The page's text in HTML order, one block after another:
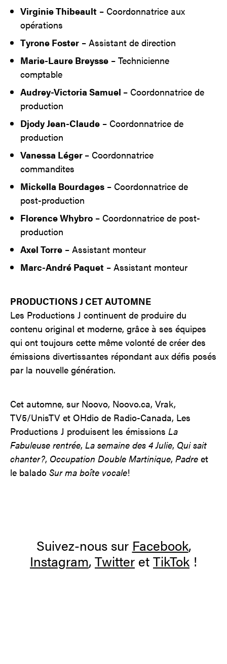
Virginie Thibeault– Coordonnatrice aux
opérations
Tyrone Foster– Assistant de direction
Marie-Laure Breysse– Technicienne
comptable
Audrey-Victoria Samuel – Coordonnatrice de
production
Djody Jean-Claude– Coordonnatrice de
production
Vanessa Léger – Coordonnatrice
commandites
Mickella Bourdages– Coordonnatrice de
post-production
Florence Whybro– Coordonnatrice de post-
production
Axel Torre– Assistant monteur
Marc-André Paquet– Assistant monteur
PRODUCTIONS J CET AUTOMNE
Les Productions J continuent de produire du
contenu original et moderne, grâce à ses équipes
qui ont toujours cette même volonté de créer des
émissions divertissantes répondant aux défis posés
par la nouvelle génération.
Cet automne, sur Noovo, Noovo.ca, Vrak,
TV5/UnisTV et OHdio de Radio-Canada, Les
Productions J produisent les émissions La
Fabuleuse rentrée, La semaine des 4 Julie, Qui sait
chanter?, Occupation Double Martinique, Padre et
le balado Sur ma boîte vocale!
Suivez-nous sur Facebook,
Instagram,Twitter etTikTok !